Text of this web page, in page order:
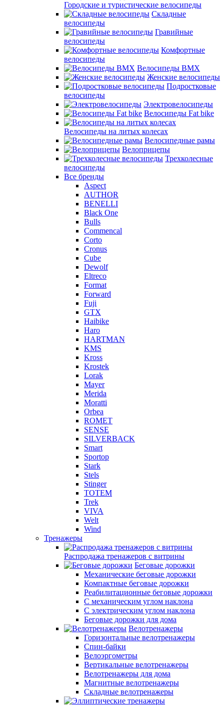
Городские и туристические велосипеды
Складные
велосипеды
Гравийные
велосипеды
Комфортные
велосипеды
Велосипеды BMX
Женские велосипеды
Подростковые
велосипеды
Электровелосипеды
Велосипеды Fat bike
Велосипеды на литых колесах
Велосипедные рамы
Велоприцепы
Трехколесные
велосипеды
Все бренды
Aspect
AUTHOR
BENELLI
Black One
Bulls
Commencal
Corto
Cronus
Cube
Dewolf
Eltreco
Format
Forward
Fuji
GTX
Haibike
Haro
HARTMAN
KMS
Kross
Krostek
Lorak
Mayer
Merida
Moratti
Orbea
ROMET
SENSE
SILVERBACK
Smart
Sportop
Stark
Stels
Stinger
TOTEM
Trek
VIVA
Welt
Wind
Тренажеры
Распродажа тренажеров с витрины
Беговые дорожки
Механические беговые дорожки
Компактные беговые дорожки
Реабилитационные беговые дорожки
С механическим углом наклона
С электрическим углом наклона
Беговые дорожки для дома
Велотренажеры
Горизонтальные велотренажеры
Спин-байки
Велоэргометры
Вертикальные велотренажеры
Велотренажеры для дома
Магнитные велотренажеры
Складные велотренажеры